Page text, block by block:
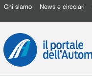
Chi siamo News e circolari